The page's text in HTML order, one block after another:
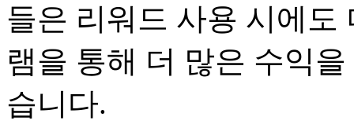
들은 리워드 사용 시에도
램을 통해 더 많은 수익
습니다.